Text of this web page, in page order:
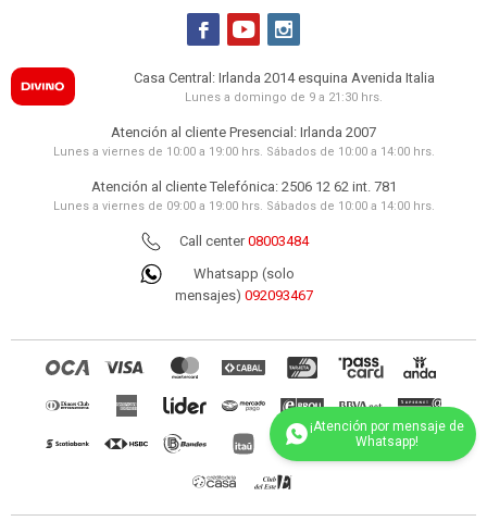
  
Casa Central: Irlanda 2014 esquina Avenida Italia
Lunes a domingo de 9 a 21:30 hrs.
Atención al cliente Presencial: Irlanda 2007
Lunes a viernes de 10:00 a 19:00 hrs. Sábados de 10:00 a 14:00 hrs.
Atención al cliente Telefónica: 2506 12 62 int. 781
Lunes a viernes de 09:00 a 19:00 hrs. Sábados de 10:00 a 14:00 hrs.
Call center08003484
Whatsapp (solo
mensajes) 092093467